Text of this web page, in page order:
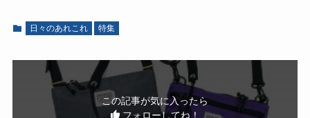
日々のあれこれ 特集
この記事が気に入ったら
フォローしてね！